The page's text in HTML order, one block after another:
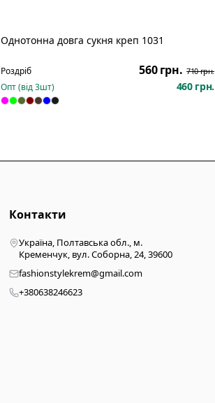
Однотонна довга сукня креп 1031
Роздріб 560 грн. 710 грн.
Опт (від3шт) 460 грн.
Контакти
Україна, Полтавська обл., м.
Кременчук, вул. Соборна, 24, 39600
fashionstylekrem@gmail.com
+380638246623